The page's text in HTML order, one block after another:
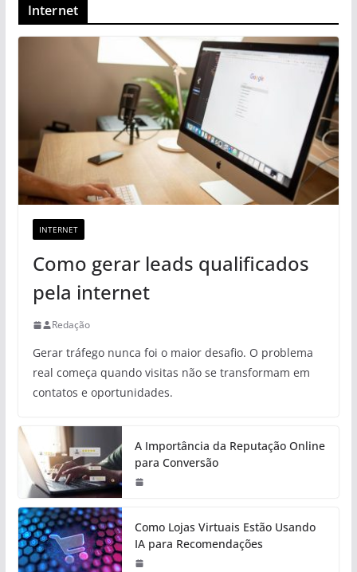
Internet
INTERNET
Como gerar leads qualificados
pela internet
Redação
Gerar tráfego nunca foi o maior desafio. O problema
real começa quando visitas não se transformam em
contatos e oportunidades.
A Importância da Reputação Online
para Conversão
Como Lojas Virtuais Estão Usando
IA para Recomendações